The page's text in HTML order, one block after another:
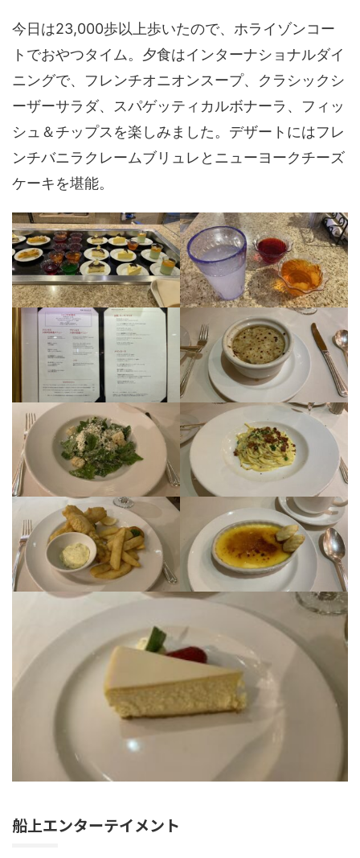
今日は23,000歩以上歩いたので、ホライゾンコー
トでおやつタイム。夕食はインターナショナルダイ
ニングで、フレンチオニオンスープ、クラシックシ
ーザーサラダ、スパゲッティカルボナーラ、フィッ
シュ＆チップスを楽しみました。デザートにはフレ
ンチバニラクレームブリュレとニューヨークチーズ
ケーキを堪能。
船上エンターテイメント